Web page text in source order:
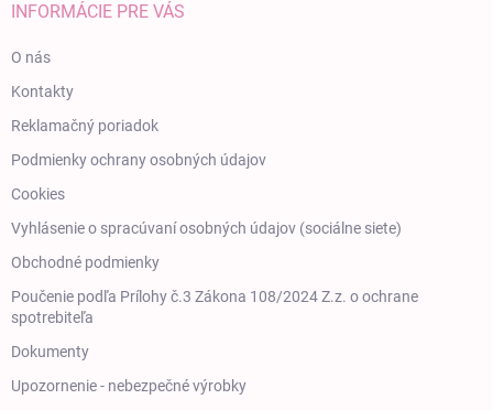
INFORMÁCIE PRE VÁS
O nás
Kontakty
Reklamačný poriadok
Podmienky ochrany osobných údajov
Cookies
Vyhlásenie o spracúvaní osobných údajov (sociálne siete)
Obchodné podmienky
Poučenie podľa Prílohy č.3 Zákona 108/2024 Z.z. o ochrane
spotrebiteľa
Dokumenty
Upozornenie - nebezpečné výrobky